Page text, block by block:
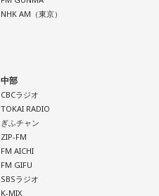
NHK AM（東京）
中部
CBCラジオ
TOKAI RADIO
ぎふチャン
ZIP-FM
FM AICHI
FM GIFU
SBSラジオ
K-MIX